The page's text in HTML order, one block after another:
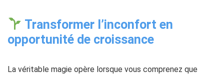
Transformer l’inconfort en
opportunité de croissance
La véritable magie opère lorsque vous comprenez que